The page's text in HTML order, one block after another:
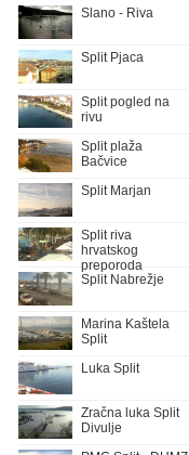
Slano - Riva
Split Pjaca
Split pogled na
rivu
Split plaža
Bačvice
Split Marjan
Split riva
hrvatskog
preporoda
Split Nabrežje
Marina Kaštela
Split
Luka Split
Zračna luka Split
Divulje